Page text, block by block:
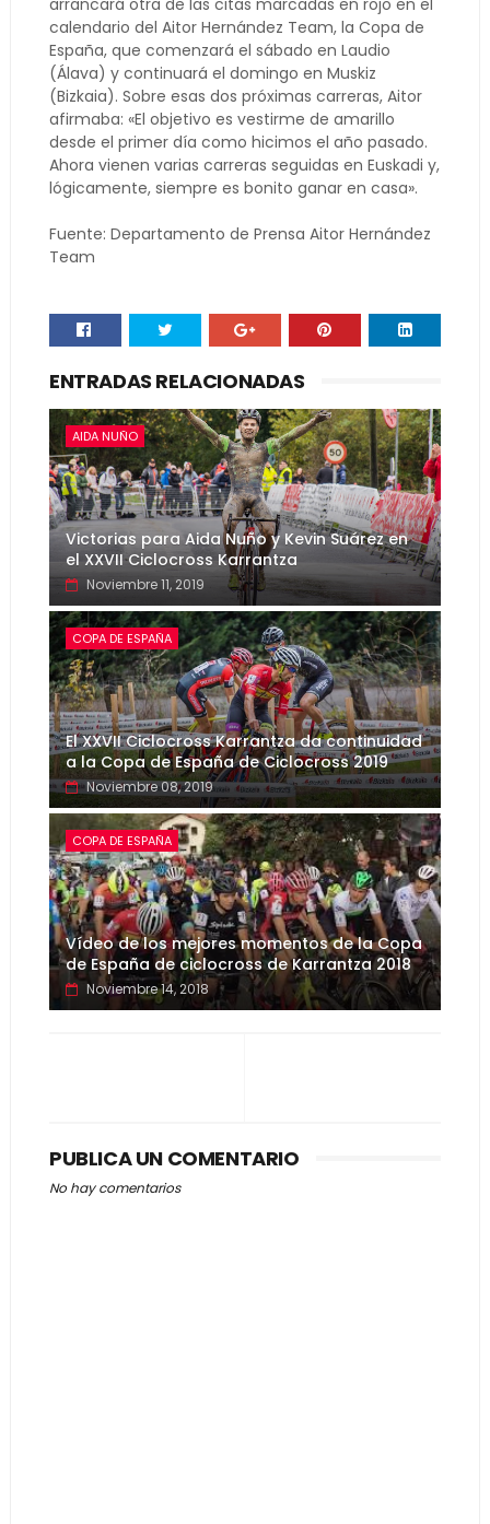
arrancará otra de las citas marcadas en rojo en el
calendario del Aitor Hernández Team, la Copa de
España, que comenzará el sábado en Laudio
(Álava) y continuará el domingo en Muskiz
(Bizkaia). Sobre esas dos próximas carreras, Aitor
afirmaba: «El objetivo es vestirme de amarillo
desde el primer día como hicimos el año pasado.
Ahora vienen varias carreras seguidas en Euskadi y,
lógicamente, siempre es bonito ganar en casa».
Fuente: Departamento de Prensa Aitor Hernández
Team
ENTRADAS RELACIONADAS
AIDA NUÑO
Victorias para Aida Nuño y Kevin Suárez en
el XXVII Ciclocross Karrantza
Noviembre 11, 2019
COPA DE ESPAÑA
El XXVII Ciclocross Karrantza da continuidad
a la Copa de España de Ciclocross 2019
Noviembre 08, 2019
COPA DE ESPAÑA
Vídeo de los mejores momentos de la Copa
de España de ciclocross de Karrantza 2018
Noviembre 14, 2018
PUBLICA UN COMENTARIO
No hay comentarios